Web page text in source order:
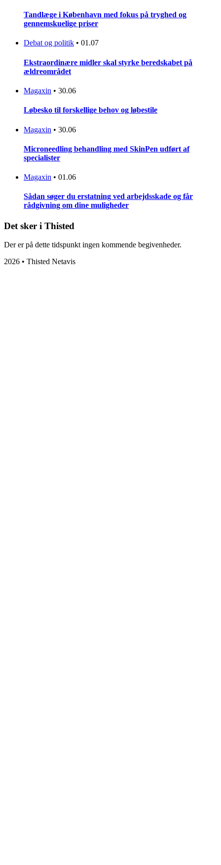
Tandlæge i København med fokus på tryghed og
gennemskuelige priser
Debat og politik • 01.07
Ekstraordinære midler skal styrke beredskabet på
ældreområdet
Magaxin • 30.06
Løbesko til forskellige behov og løbestile
Magaxin • 30.06
Microneedling behandling med SkinPen udført af
specialister
Magaxin • 01.06
Sådan søger du erstatning ved arbejdsskade og får
rådgivning om dine muligheder
Det sker i Thisted
Der er på dette tidspunkt ingen kommende begivenheder.
2026 • Thisted Netavis